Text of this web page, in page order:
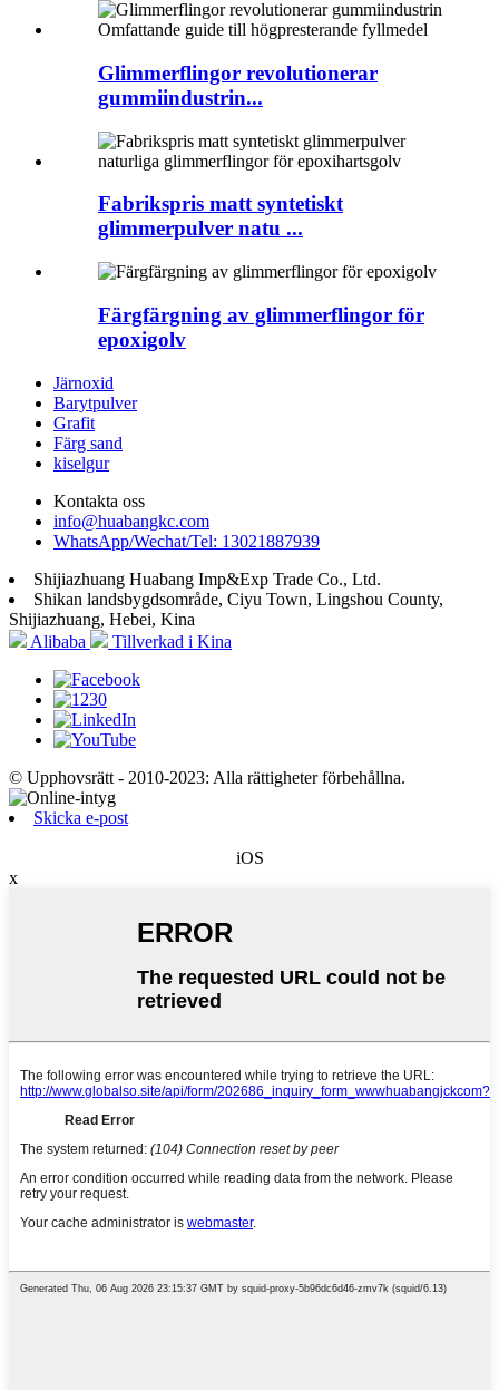
Glimmerflingor revolutionerar
gummiindustrin...
Fabrikspris matt syntetiskt
glimmerpulver natu ...
Färgfärgning av glimmerflingor för
epoxigolv
Järnoxid
Barytpulver
Grafit
Färg sand
kiselgur
Kontakta oss
info@huabangkc.com
WhatsApp/Wechat/Tel: 13021887939
Shijiazhuang Huabang Imp&Exp Trade Co., Ltd.
Shikan landsbygdsområde, Ciyu Town, Lingshou County,
Shijiazhuang, Hebei, Kina
Alibaba
Tillverkad i Kina
© Upphovsrätt - 2010-2023: Alla rättigheter förbehållna.
Skicka e-post
iOS
x